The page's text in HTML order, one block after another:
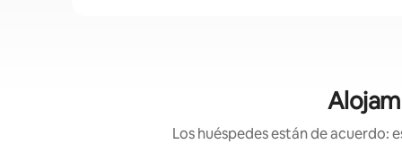
Los huéspedes están de